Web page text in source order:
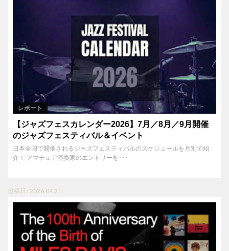
レポート
【ジャズフェスカレンダー2026】7月／8月／9月開催
のジャズフェスティバル＆イベント
日本全国で開催されるジャズフェスティバルのスケジュールを月別で紹
介！ アマチュア演奏家のエントリーを･･･
投稿日 : 2026.04.21